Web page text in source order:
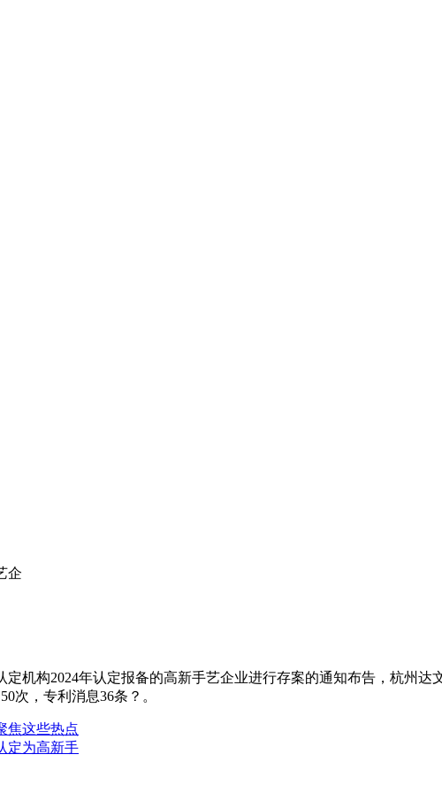
企
构2024年认定报备的高新手艺企业进行存案的通知布告，杭州达
次，专利消息36条？。
焦这些热点
定为高新手